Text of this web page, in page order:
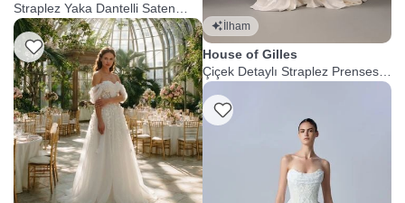
Straplez Yaka Dantelli Saten
Prenses Gelinlik
Listeme Ekle
İlham
House of Gilles
Çiçek Detaylı Straplez Prenses
Gelinlik
Listeme Ekle